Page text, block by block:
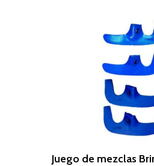
Leer Más
Juego de mezclas